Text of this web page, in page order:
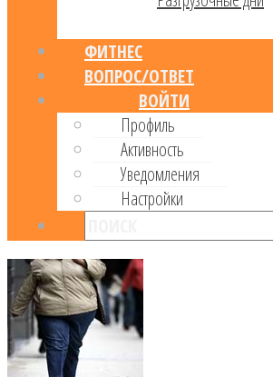
ФИТНЕС
ВОПРОС/ОТВЕТ
ВОЙТИ
Профиль
Активность
Уведомления
Настройки